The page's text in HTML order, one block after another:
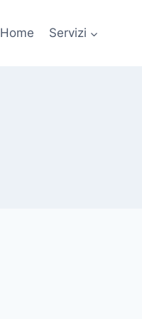
Home Servizi